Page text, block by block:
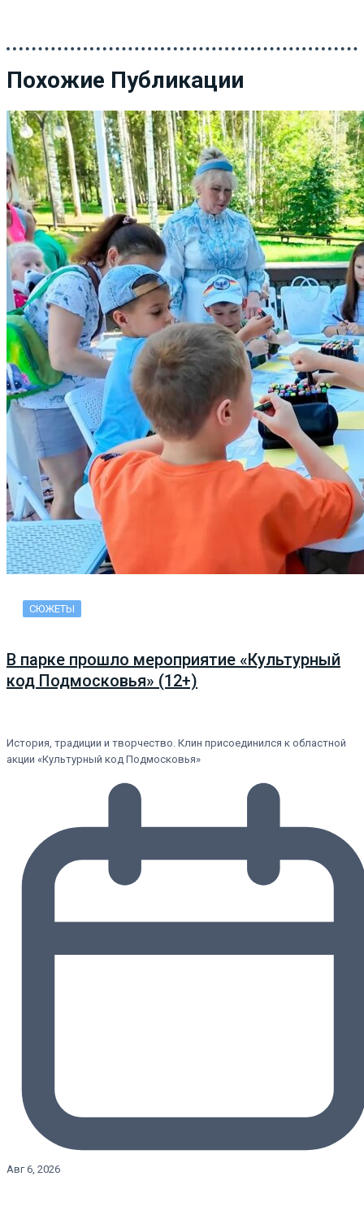
Похожие Публикации
СЮЖЕТЫ
В парке прошло мероприятие «Культурный
код Подмосковья» (12+)
История, традиции и творчество. Клин присоединился к областной
акции «Культурный код Подмосковья»
Авг 6, 2026